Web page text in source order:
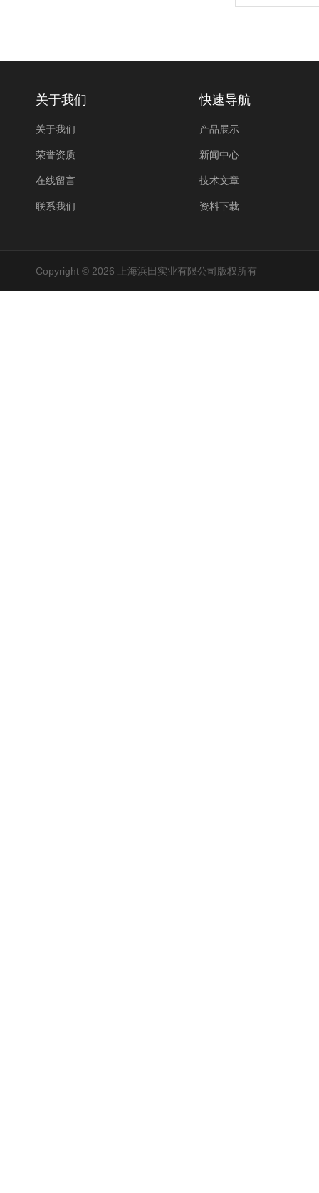
关于我们
关于我们
荣誉资质
在线留言
联系我们
快速导航
产品展示
新闻中心
技术文章
资料下载
Copyright © 2026 上海浜田实业有限公司版权所有